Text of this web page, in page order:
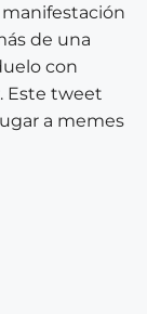
de una
con
Este tweet
a memes